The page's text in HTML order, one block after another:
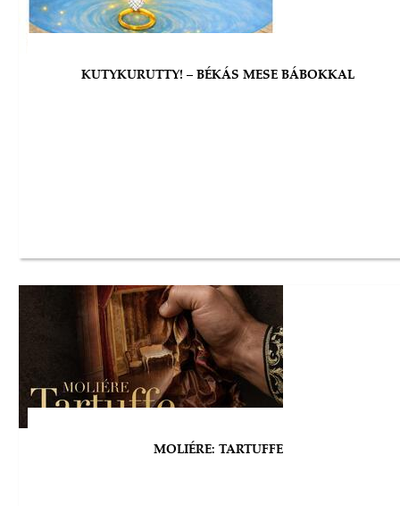
KUTYKURUTTY! – BÉKÁS MESE BÁBOKKAL
MOLIÉRE: TARTUFFE